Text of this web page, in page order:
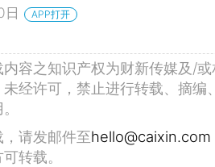
日 APP打开
容之知识产权为财新传媒及/
未经许可，禁止进行转载、摘编
请发邮件至hello@caixin.com
转载。